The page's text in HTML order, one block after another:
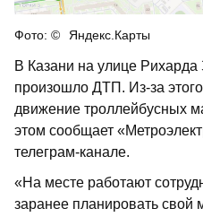
Яндекс.Карты
В Казани на улице
произошло ДТП. Из-за
движение троллейбусных
этом сообщает
телеграм-канале.
«На месте работают
заранее планировать свой